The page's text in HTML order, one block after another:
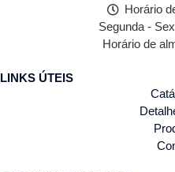
Horário
Segunda -
Horário de
LINKS ÚTEIS